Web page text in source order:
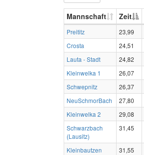
Mannschaft Zeit
Preititz
23,99
Crosta
24,51
Lauta - Stadt
24,82
Kleinwelka 1
26,07
Schwepnitz
26,37
NeuSchmorBach
27,80
Kleinwelka 2
29,08
Schwarzbach
(Lausitz)
31,45
Kleinbautzen
31,55